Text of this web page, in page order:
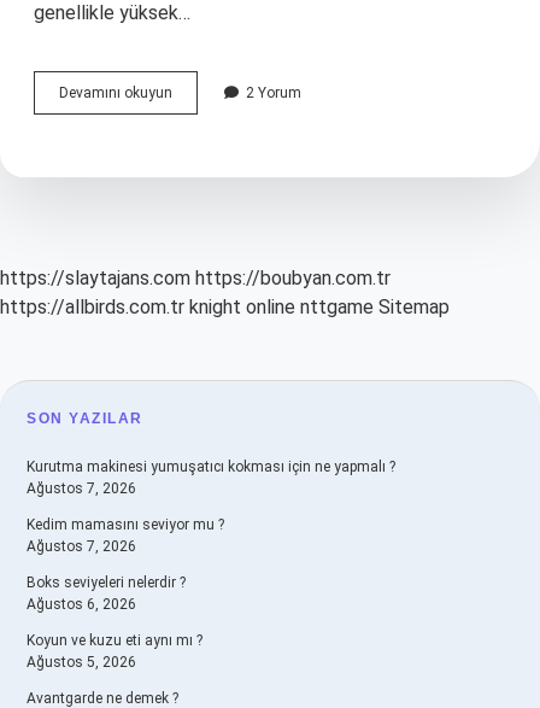
genellikle yüksek…
Devamını okuyun
Kaptan
Maaş
2 Yorum
https://slaytajans.com https://boubyan.com.tr
https://allbirds.com.tr knight online nttgame Sitemap
SIDEBAR
SON YAZILAR
Kurutma makinesi yumuşatıcı kokması için ne yapmalı ?
Ağustos 7, 2026
Kedim mamasını seviyor mu ?
Ağustos 7, 2026
Boks seviyeleri nelerdir ?
Ağustos 6, 2026
Koyun ve kuzu eti aynı mı ?
Ağustos 5, 2026
Avantgarde ne demek ?